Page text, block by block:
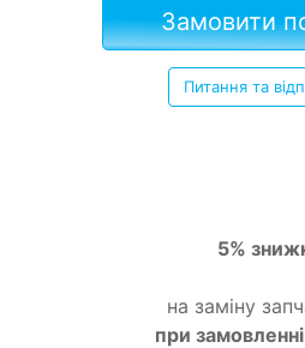
Замовити
Питання та
5%
на заміну
при